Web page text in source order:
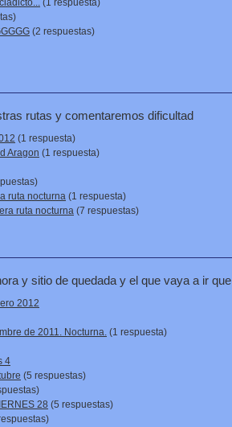
(1 respuesta)
(2 respuestas)
rutas y comentaremos dificultad
(1 respuesta)
Aragon (1 respuesta)
ruta nocturna (1 respuesta)
ruta nocturna (7 respuestas)
y sitio de quedada y el que vaya a ir
2012
de 2011. Nocturna. (1 respuesta)
4
(5 respuestas)
28 (5 respuestas)